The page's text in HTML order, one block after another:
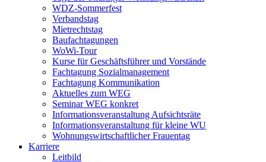
WDZ-Sommerfest
Verbandstag
Mietrechtstag
Baufachtagungen
WoWi-Tour
Kurse für Geschäftsführer und Vorstände
Fachtagung Sozialmanagement
Fachtagung Kommunikation
Aktuelles zum WEG
Seminar WEG konkret
Informationsveranstaltung Aufsichtsräte
Informationsveranstaltung für kleine WU
Wohnungswirtschaftlicher Frauentag
Karriere
Leitbild